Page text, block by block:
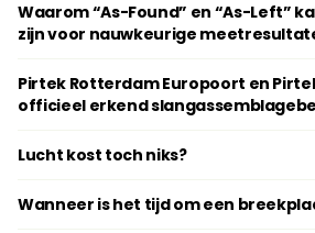
Waarom “As-Found” en “As-Left”
zijn voor nauwkeurige
Pirtek Rotterdam Europoort en
officieel erkend
Lucht kost toch niks?
Wanneer is het tijd om een